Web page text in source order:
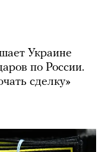
Украине
по России.
сделку»